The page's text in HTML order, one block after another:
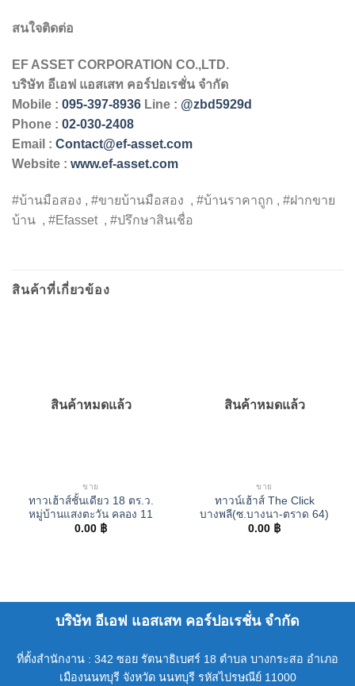
สนใจติดต่อ
EF ASSET CORPORATION CO.,LTD.
บริษัท อีเอฟ แอสเสท คอร์ปอเรชั่น จำกัด
Mobile : 095-397-8936 Line : @zbd5929d
Phone : 02-030-2408
Email : Contact@ef-asset.com
Website : www.ef-asset.com
#บ้านมือสอง , #ขายบ้านมือสอง , #บ้านราคาถูก , #ฝากขาย
บ้าน , #Efasset , #ปรึกษาสินเชื่อ
สินค้าที่เกี่ยวข้อง
สินค้าหมดแล้ว
ขาย
ทาวเฮ้าส์ชั้นเดียว 18 ตร.ว.
หมู่บ้านแสงตะวัน คลอง 11
0.00 ฿
สินค้าหมดแล้ว
ขาย
ทาวน์เฮ้าส์ The Click
บางพลี(ซ.บางนา-ตราด 64)
0.00 ฿
บริษัท อีเอฟ แอสเสท คอร์ปอเรชั่น จำกัด
ที่ตั้งสำนักงาน : 342 ซอย รัตนาธิเบศร์ 18 ตำบล บางกระสอ อำเภอ
เมืองนนทบุรี จังหวัด นนทบุรี รหัสไปรษณีย์ 11000